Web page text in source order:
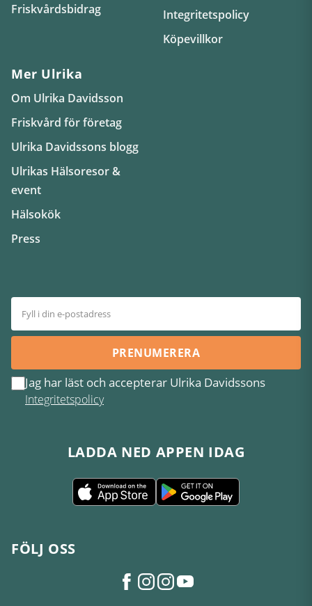
Friskvårdsbidrag
Integritetspolicy
Köpevillkor
Mer Ulrika
Om Ulrika Davidsson
Friskvård för företag
Ulrika Davidssons blogg
Ulrikas Hälsoresor &
event
Hälsokök
Press
PRENUMERERA
Jag har läst och accepterar Ulrika Davidssons
Integritetspolicy
LADDA NED APPEN IDAG
FÖLJ OSS